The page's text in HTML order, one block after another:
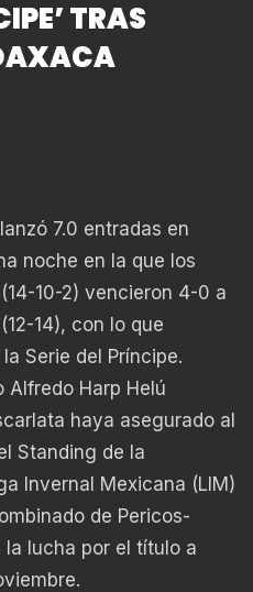
TRAS
7.0 entradas en
noche en la que los
10-2) vencieron 4-0 a
14), con lo que
Serie del Príncipe.
Alfredo Harp Helú
haya asegurado al
Standing de la
Invernal Mexicana (LIM)
de Pericos-
lucha por el título a